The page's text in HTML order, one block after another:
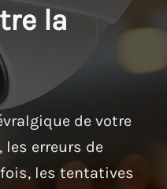
la
de votre
les erreurs de
les tentatives